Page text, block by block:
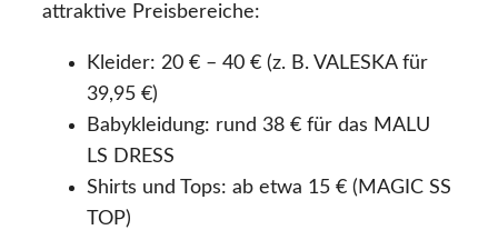
attraktive Preisbereiche:
Kleider: 20 € – 40 € (z. B. VALESKA für
39,95 €)
Babykleidung: rund 38 € für das MALU
LS DRESS
Shirts und Tops: ab etwa 15 € (MAGIC SS
TOP)